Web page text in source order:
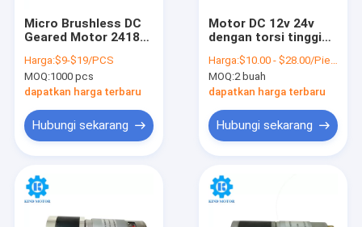
Micro Brushless DC
Geared Motor 2418
Torque 1.8Nm
Harga:$9-$19/PCS
MOQ:1000 pcs
dapatkan harga terbaru
Hubungi sekarang
Motor DC 12v 24v
dengan torsi tinggi
planet
Harga:$10.00 - $28.00/Pieces
MOQ:2 buah
dapatkan harga terbaru
Hubungi sekarang